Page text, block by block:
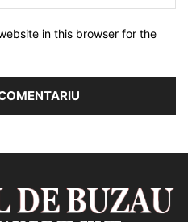
in this browser for the